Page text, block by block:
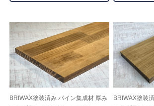
BRIWAX塗装済み パイン集成材 厚み
BRIWAX塗装